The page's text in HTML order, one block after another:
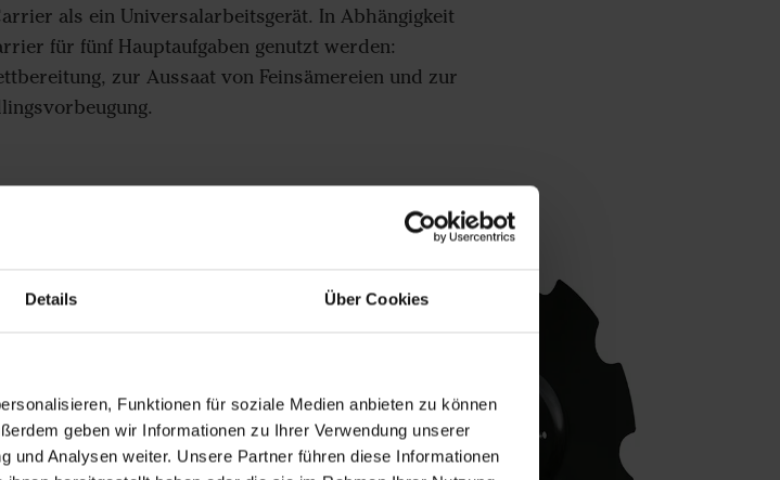
Details Über Cookies
Funktionen für soziale Medien anbieten zu können
geben wir Informationen zu Ihrer Verwendung unserer
und Analysen weiter. Unsere Partner führen diese Informationen
als ein Universalarbeitsgerät. In Abhängigkeit
für fünf Hauptaufgaben genutzt werden:
zur Aussaat von Feinsämereien und zur